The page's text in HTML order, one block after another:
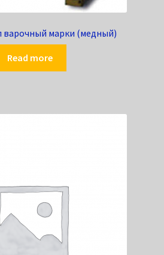
варочный марки (медный)
Read more